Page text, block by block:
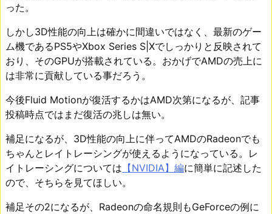
った。
しかし3D性能の向上は確かに間違いではなく、最新のゲー
ム機であるPS5やXbox Series S|Xでしっかりと反映されて
おり、そのGPUが搭載されている。おかげでAMDの売上に
は非常に貢献している事だろう。
今後Fluid Motionが復活するかはAMD次第になるが、記事
投稿時点ではまだ復活の兆しは無い。
補足になるが、3D性能の向上に伴ってAMDのRadeonでも
ちゃんとレイトレーシングが使えるようになっている。レ
イトレーシングについては 【NVIDIA】編に簡単に記述した
ので、そちらを見てほしい。
補足その2になるが、Radeonの命名規則もGeForceの例に